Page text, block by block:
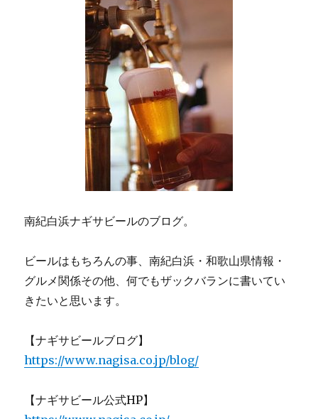
南紀白浜ナギサビールのブログ。
ビールはもちろんの事、南紀白浜・和歌山県情報・
グルメ関係その他、何でもザックバランに書いてい
きたいと思います。
【ナギサビールブログ】
https://www.nagisa.co.jp/blog/
【ナギサビール公式HP】